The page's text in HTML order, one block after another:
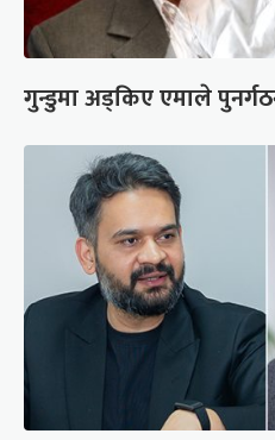
गुन्डुमा अड्किए एमाले